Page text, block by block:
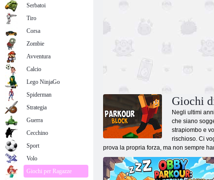
Giochi
Negli ultimi
che siano
strapiombo e
rischioso. Ci
prova la propria forza, ma non sempre
Serbatoi
Tiro
Corsa
Zombie
Avventura
Calcio
Lego NinjaGo
Spiderman
Strategia
Guerra
Cecchino
Sport
Volo
Giochi per Ragazze